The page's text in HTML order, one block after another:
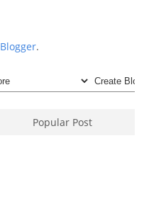
Blogger.
Popular Post